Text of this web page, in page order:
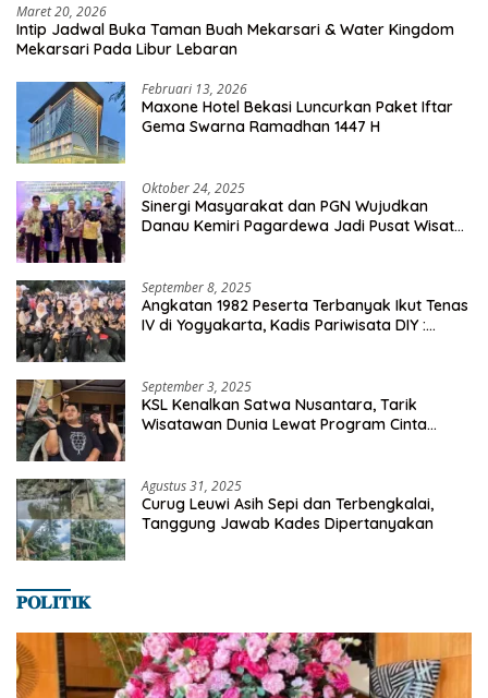
Maret 20, 2026
Intip Jadwal Buka Taman Buah Mekarsari & Water Kingdom
Mekarsari Pada Libur Lebaran
Februari 13, 2026
Maxone Hotel Bekasi Luncurkan Paket Iftar
Gema Swarna Ramadhan 1447 H
Oktober 24, 2025
Sinergi Masyarakat dan PGN Wujudkan
Danau Kemiri Pagardewa Jadi Pusat Wisata
September 8, 2025
Angkatan 1982 Peserta Terbanyak Ikut Tenas
IV di Yogyakarta, Kadis Pariwisata DIY :
September 3, 2025
KSL Kenalkan Satwa Nusantara, Tarik
Wisatawan Dunia Lewat Program Cinta
Agustus 31, 2025
Curug Leuwi Asih Sepi dan Terbengkalai,
Tanggung Jawab Kades Dipertanyakan
𝐏𝐎𝐋𝐈𝐓𝐈𝐊